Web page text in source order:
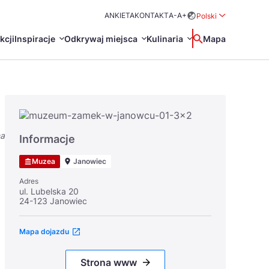
ANKIETAKONTAKTA-A+
Polski
Inspiracje
Certyfikaty POT
Odkrywaj miejsca Kulinaria
Restauracje Michelin
Wyszukaj
Mapa
日本語
Informacje
Muzea Janowiec
Adres
ul. Lubelska 20
24-123 Janowiec
Mapa dojazdu
Strona www